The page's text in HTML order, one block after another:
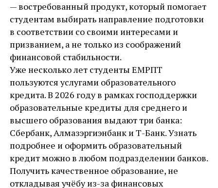
— востребованный продукт, который помогает
студентам выбирать направление подготовки
в соответствии со своими интересами и
призванием, а не только из соображений
финансовой стабильности.
Уже несколько лет студенты ЕМРПТ
пользуются услугами образовательного
кредита. В 2026 году в рамках господдержки
образовательные кредиты для среднего и
высшего образования выдают три банка:
Сбербанк, Алмазэргиэнбанк и Т-Банк. Узнать
подробнее и оформить образовательный
кредит можно в любом подразделении банков.
Получить качественное образование, не
откладывая учёбу из-за финансовых